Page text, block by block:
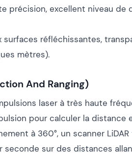
précision, excellent niveau de
surfaces réfléchissantes,
mètres).
And Ranging)
laser à très haute
pour calculer la distance
à 360°, un scanner
seconde sur des distances